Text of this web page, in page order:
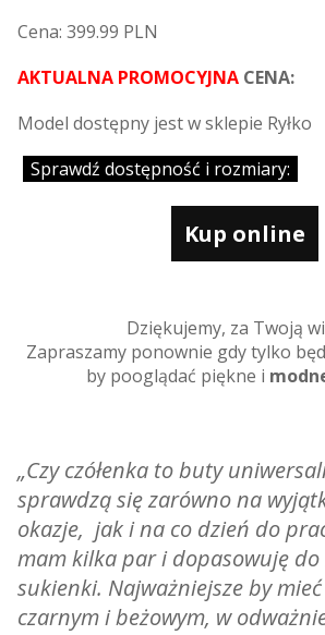
Cena: 399.99 PLN
AKTUALNA PROMOCYJNA CENA:
Model dostępny jest w sklepie Ryłko
Sprawdź dostępność i rozmiary:
Kup online
Dziękujemy, za Twoją
Zapraszamy ponownie gdy tylko
by pooglądać piękne i
„Czy czółenka to buty
sprawdzą się zarówno na
okazje, jak i na co dzień do
mam kilka par i dopasowuję do
sukienki. Najważniejsze by
czarnym i beżowym, w